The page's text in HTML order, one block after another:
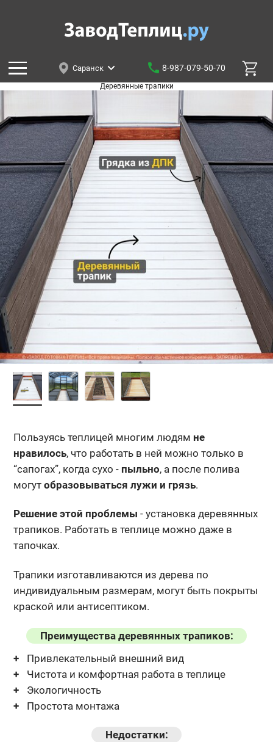
Саранск 8-987-079-50-70
Деревянные трапики
Пользуясь теплицей многим людям не
нравилось, что работать в ней можно только в
“сапогах”, когда сухо - пыльно, а после полива
могут образовываться лужи и грязь.
Решение этой проблемы - установка деревянных
трапиков. Работать в теплице можно даже в
тапочках.
Трапики изготавливаются из дерева по
индивидуальным размерам, могут быть покрыты
краской или антисептиком.
Преимущества деревянных трапиков:
Привлекательный внешний вид
Чистота и комфортная работа в теплице
Экологичность
Простота монтажа
Недостатки: